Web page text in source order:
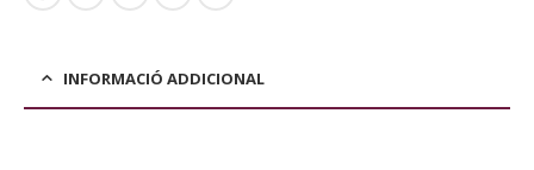
INFORMACIÓ ADDICIONAL